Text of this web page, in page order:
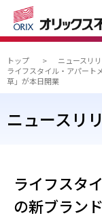
トップ > ニュースリ
ライフスタイル・アパート
草」が本日開業
ニュースリ
ライフスタ
の新ブランド